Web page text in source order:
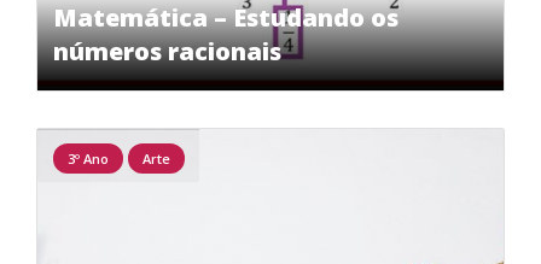
Matemática – Estudando os
números racionais
3º Ano Arte